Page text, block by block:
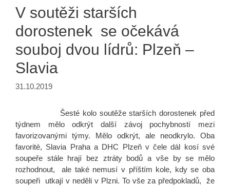
V soutěži starších
dorostenek se očekává
souboj dvou lídrů: Plzeň –
Slavia
31.10.2019
Šesté kolo soutěže starších dorostenek před
týdnem mělo odkrýt další závoj pochybností mezi
favorizovanými týmy. Mělo odkrýt, ale neodkrylo. Oba
favorité, Slavia Praha a DHC Plzeň v čele dál kosí své
soupeře stále hrají bez ztráty bodů a vše by se mělo
rozhodnout, ale také nemusí v příštím kole, kdy se oba
soupeři utkají v neděli v Plzni. To vše za předpokladů, že